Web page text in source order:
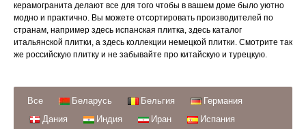
керамогранита делают все для того чтобы в вашем доме было уютно
модно и практично. Вы можете отсортировать производителей по
странам, например здесь испанская плитка, здесь каталог
итальянской плитки, а здесь коллекции немецкой плитки. Смотрите так
же российскую плитку и не забывайте про китайскую и турецкую.
Все Беларусь Бельгия
Германия
Дания
Индия Иран
Испания